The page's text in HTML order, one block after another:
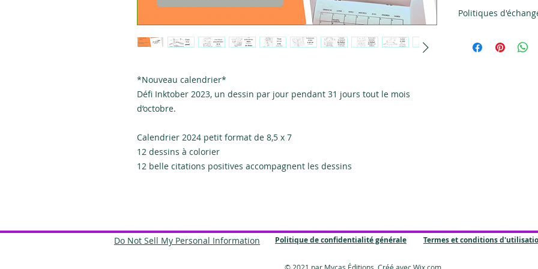
*Nouveau calendrier*
Défi Inktober 2023, un dessin par jour pendant 31 jours tout le mois
d’octobre.
Calendrier 2024 petit format de 8,5 x 7
12 dessins à colorier
12 belle citations positives accompagnent les dessins
Politiques
Cependant,
Do Not Sell My Personal Information Politique de confidentialité générale Termes et conditions